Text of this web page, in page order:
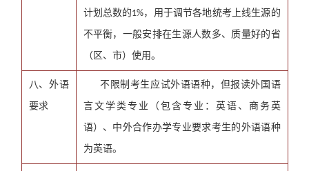
计划总数的1%，用于调节各地统考上线生源的
不平衡，一般安排在生源人数多、质量好的省
（区、市）使用。
八、外语
要求
不限制考生应试外语语种，但报读外国语
言文学类专业（包含专业：英语、商务英
语）、中外合作办学专业要求考生的外语语种
为英语。